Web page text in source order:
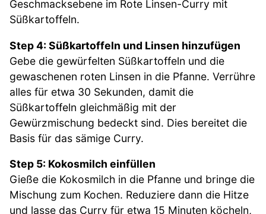
Geschmacksebene im Rote Linsen-Curry mit
Süßkartoffeln.
Step 4: Süßkartoffeln und Linsen hinzufügen
Gebe die gewürfelten Süßkartoffeln und die
gewaschenen roten Linsen in die Pfanne. Verrühre
alles für etwa 30 Sekunden, damit die
Süßkartoffeln gleichmäßig mit der
Gewürzmischung bedeckt sind. Dies bereitet die
Basis für das sämige Curry.
Step 5: Kokosmilch einfüllen
Gieße die Kokosmilch in die Pfanne und bringe die
Mischung zum Kochen. Reduziere dann die Hitze
und lasse das Curry für etwa 15 Minuten köcheln,